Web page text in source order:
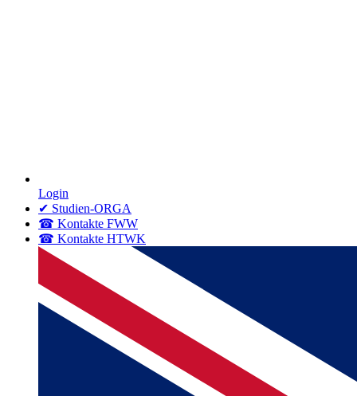
Login
✔ Studien-ORGA
☎ Kontakte FWW
☎ Kontakte HTWK